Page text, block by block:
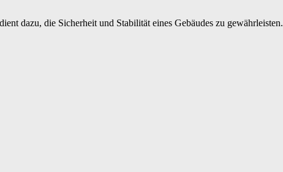
dazu, die Sicherheit und Stabilität eines Gebäudes zu gewährleisten.